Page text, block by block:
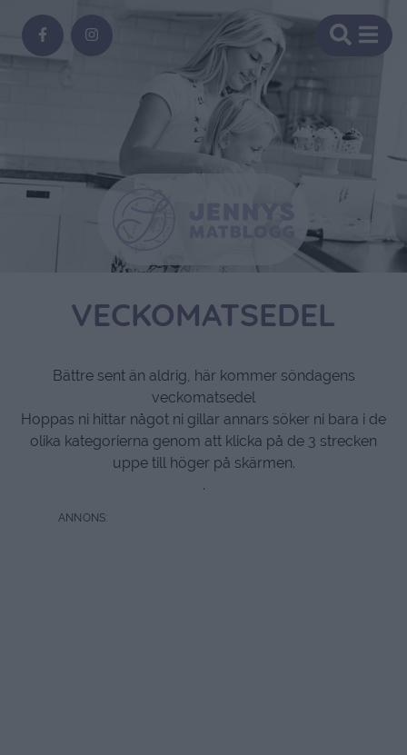
VECKOMATSEDEL
Bättre sent än aldrig, här kommer söndagens
veckomatsedel
Hoppas ni hittar något ni gillar annars söker ni bara i de
olika kategorierna genom att klicka på de 3 strecken
uppe till höger på skärmen.
.